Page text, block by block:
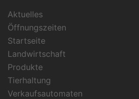
Aktuelles
Öffnungszeiten
Startseite
Landwirtschaft
Produkte
Tierhaltung
Verkaufsautomaten